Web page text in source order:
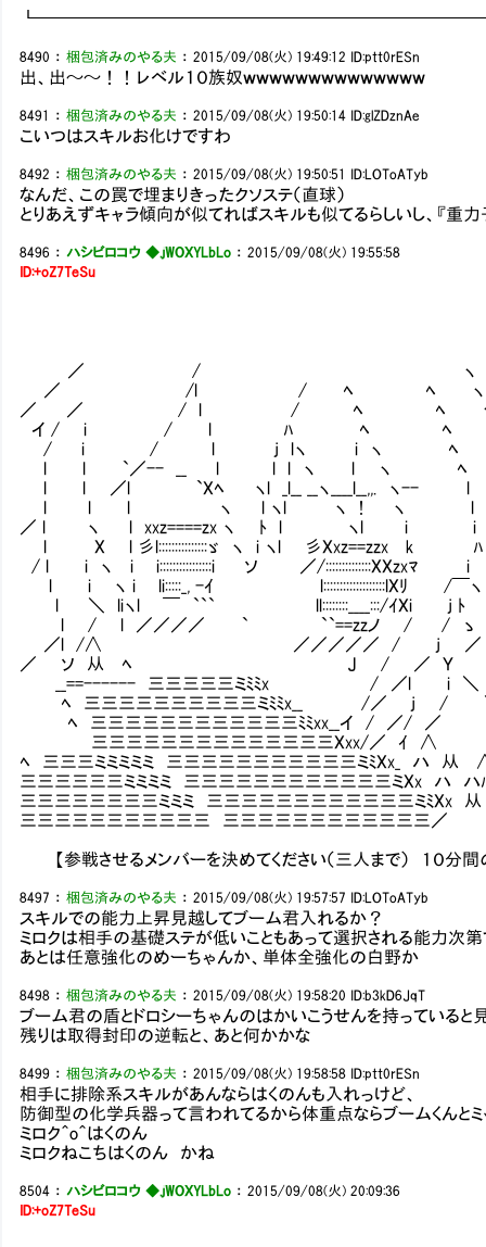
8490 ：梱包済みのやる夫 ：2015/09/08(火) 19:49:12 ID:ptt0rESn
出、出～～！！レベル１０族奴ｗｗｗｗｗｗｗｗｗｗｗｗｗｗ
8491 ：梱包済みのやる夫 ：2015/09/08(火) 19:50:14 ID:glZDznAe
こいつはスキルお化けですわ
8492 ：梱包済みのやる夫 ：2015/09/08(火) 19:50:51 ID:LOToATyb
なんだ、この罠で埋まりきったクソステ（直球）
とりあえずキャラ傾向が似てればスキルも似てるらしいし、『重
8496 ： ハシビロコウ ◆.jWOXYLbLo ：2015/09/08(火) 19:55:58
ID:+oZ7TeSu
／ / ヽ
／ /l / ﾍ ﾍ ヽ
／ ／ / l / ﾍ ﾍ
イ / i / l ﾊ ﾍ ﾍ ヽ
/ i / l j lヽ i ヽ ﾍ
l l `／-- __ l l l ヽ l ヽ
l l ／l `Xﾍ ヽl _l__ __ヽ____l__,,.
l l l ヽ l ヽl ヽ !
／ l ヽ l xxz====zx ヽ ﾄ l
l X l 彡l:::::::::::::::ゞ ヽ i ヽl 彡Xxz==zzx k ﾊ
/ l i ヽ i i::::::::::::::::i ソ ／/
l i ヽ i li:::::_, -ｲ l:::::::::::::::::::lXﾘ /￣
l ＼ liヽl ￣ ``` ll::::::::____:::/ｲ
l / l ／／／／ ` ``==zzノ / /
／l /∧ ／／／／／ / j
／ ソ 从 ﾍ J / ／
__==------ 三三三三三ミﾐﾐx / ／l
ﾍ 三三三三三三三三三三ミﾐﾐx__ /／
ﾍ 三三三三三三三三三三三三ﾐﾐxx__イ /
三三三三三三三三三三三三三三Xxx/／
ﾍ 三三三ミミミミミ 三三三三三三三三三三三ミﾐ
三三三三三三ミミミミ 三三三三三三三三三三三三ミ
三三三三三三三三ミミミ 三三三三三三三三三三三三ミﾐXx
三三三三三三三三三三三 三三三三三三三三三三三三／
【参戦させるメンバーを決めてください（三人まで） １０分間
8497 ：梱包済みのやる夫 ：2015/09/08(火) 19:57:57 ID:LOToATyb
スキルでの能力上昇見越してブーム君入れるか？
ミロクは相手の基礎ステが低いこともあって選択される能力次
あとは任意強化のめーちゃんか、単体全強化の白野か
8498 ：梱包済みのやる夫 ：2015/09/08(火) 19:58:20 ID:b3kD6JqT
ブーム君の盾とドロシーちゃんのはかいこうせんを持っていると
残りは取得封印の逆転と、あと何かかな
8499 ：梱包済みのやる夫 ：2015/09/08(火) 19:58:58 ID:ptt0rESn
相手に排除系スキルがあんならはくのんも入れっけど、
防御型の化学兵器って言われてるから体重点ならブームくんとミ
ミロク＾o＾はくのん
ミロクねこちはくのん かね
8504 ： ハシビロコウ ◆.jWOXYLbLo ：2015/09/08(火) 20:09:36
ID:+oZ7TeSu